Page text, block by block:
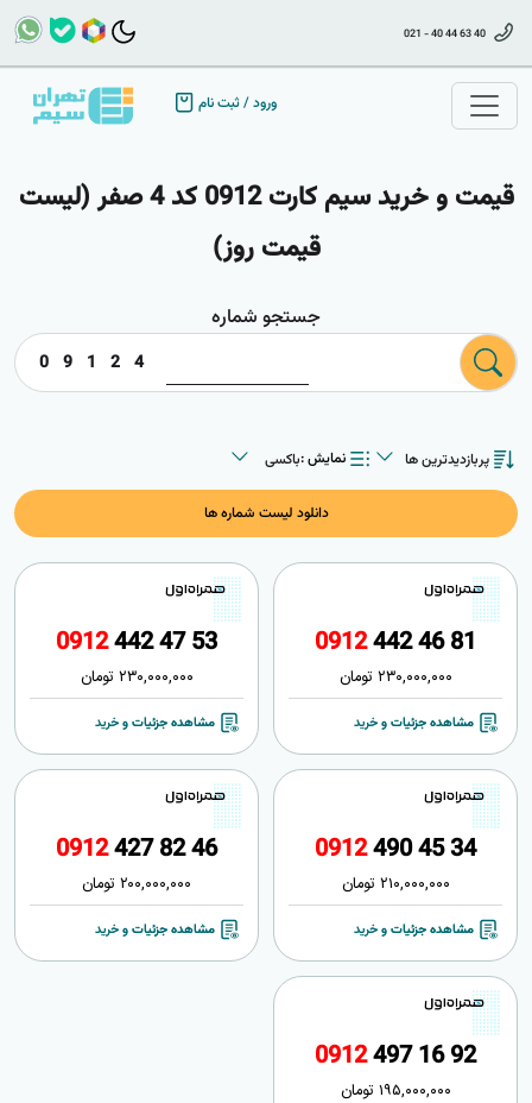
021 - 40 44 63 40
ورود/ثبت نام
قیمت و خرید سیم کارت 0912 کد 4 صفر (لیست
قیمت روز)
جستجو شماره
0 9 1 2 4
پربازدیدترین ها
پربازدیدترین ها
نمایش :باکسی
باکسی
دانلود لیست شماره ها
09124424681
230,000,000 تومان
مشاهده جزئیات و خرید
09124424753
230,000,000 تومان
مشاهده جزئیات و خرید
09124904534
210,000,000 تومان
مشاهده جزئیات و خرید
09124278246
200,000,000 تومان
مشاهده جزئیات و خرید
09124971692
195,000,000 تومان